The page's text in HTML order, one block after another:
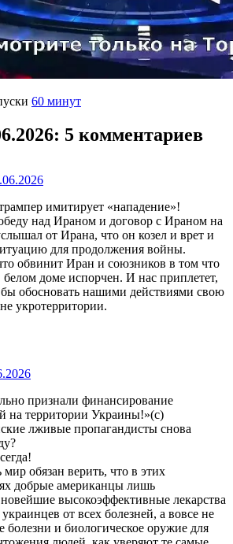
60 минут
: 5 комментариев
имитирует «нападение»!
над Ираном и договор с Ираном на
от Ирана, что он козел и врет и
для продолжения войны.
обвинит Иран и союзников в том что
белом доме испорчен. И нас приплетет,
бы обосновать нашими действиями свою
укротерритории.
признали финансирование
на территории Украины!»(с)
лживые пропагандисты снова
обязан верить, что в этих
добрые американцы лишь
высокоэффективные лекарства
от всех болезней, а вовсе не
болезни и биологическое оружие для